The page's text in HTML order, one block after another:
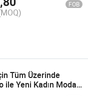
FOB
Tüm Üzerinde
ile Yeni Kadın Moda